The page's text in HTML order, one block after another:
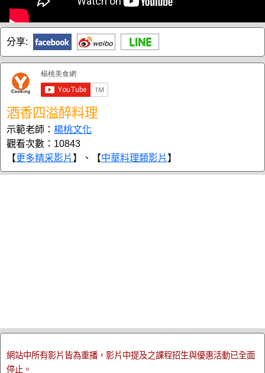
分享:
酒香四溢醉料理
示範老師： 楊桃文化
觀看次數：10843
【更多精采影片 】、【中華料理類影片 】
網站中所有影片皆為重播，影片中提及之課程招生與優惠活動已全面
停止。